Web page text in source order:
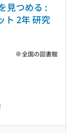
見つめる :
ト 2年 研究
全国の図書館